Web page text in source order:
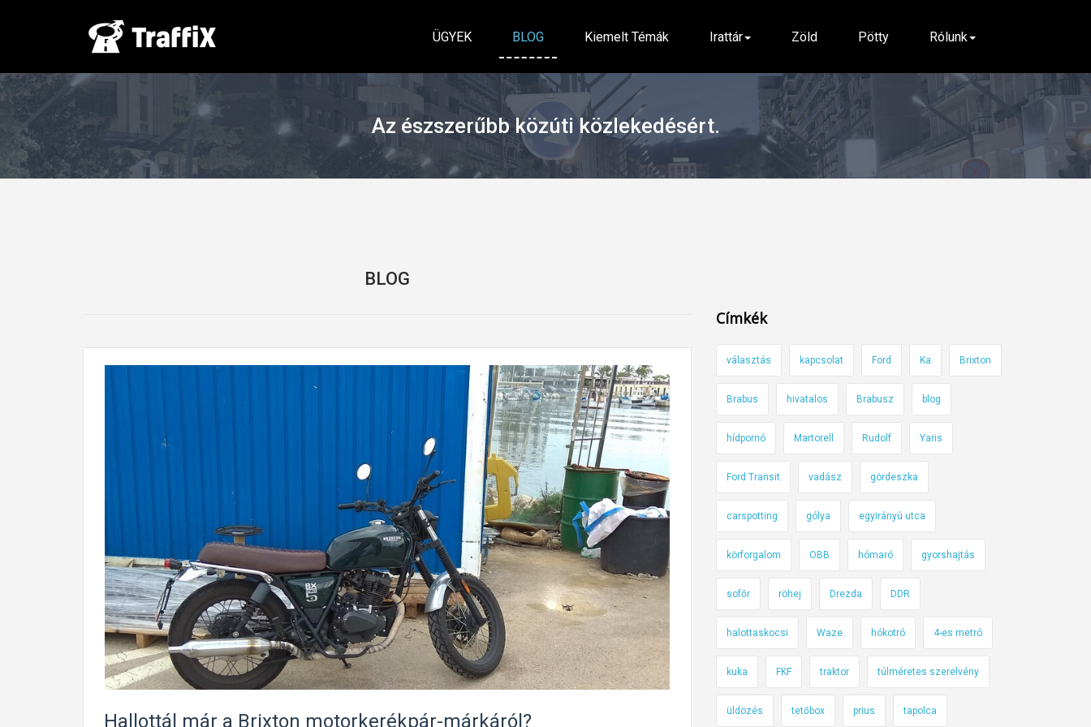
ÜGYEK BLOG Kiemelt Témák Irattár Zöld Pötty Rólunk
Az észszerűbb közúti közlekedésért.
BLOG
Hallottál már a Brixton motorkerékpár-márkáról?
Címkék
választás kapcsolat Ford Ka Brixton
Brabus hivatalos Brabusz blog
hídpornó Martorell Rudolf Yaris
Ford Transit vadász gördeszka
carspotting gólya egyirányú utca
körforgalom OBB hómaró gyorshajtás
sofőr röhej Drezda DDR
halottaskocsi Waze hókotró 4-es metró
kuka FKF traktor túlméretes szerelvény
üldözés tetőbox prius tapolca